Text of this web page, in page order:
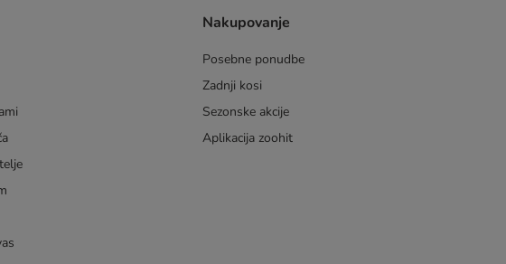
Nakupovanje
Posebne ponudbe
Zadnji kosi
Sezonske akcije
Aplikacija zoohit